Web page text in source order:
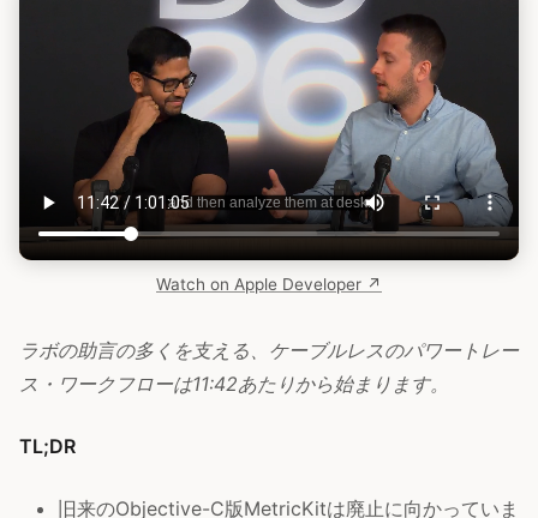
Watch on Apple Developer ↗
ラボの助言の多くを支える、ケーブルレスのパワートレー
ス・ワークフローは11:42あたりから始まります。
TL;DR
旧来のObjective-C版MetricKitは廃止に向かっていま